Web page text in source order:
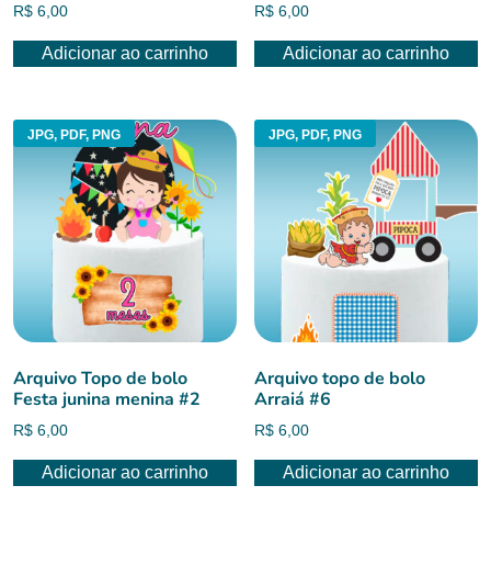
R$ 6,00
Adicionar ao carrinho
R$ 6,00
Adicionar ao carrinho
JPG, PDF, PNG
Arquivo Topo de bolo
Festa junina menina #2
R$ 6,00
Adicionar ao carrinho
JPG, PDF, PNG
Arquivo topo de bolo
Arraiá #6
R$ 6,00
Adicionar ao carrinho